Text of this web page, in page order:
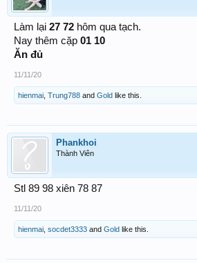
Làm lại 27 72 hôm qua tạch.
Nay thêm cặp 01 10
Ăn đủ
11/11/20
hienmai Trung788 and Gold like this.
Phankhoi
Thành Viên
Stl 89 98 xiên 78 87
11/11/20
hienmai socdet3333 and Gold like this.